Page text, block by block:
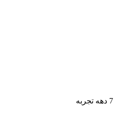
7 دهه تجربه